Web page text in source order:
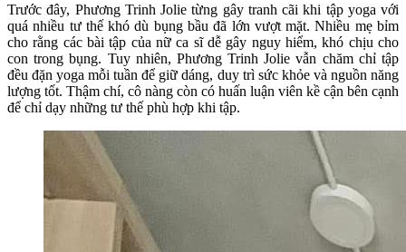
Trước đây, Phương Trinh Jolie từng gây tranh cãi khi tập yoga với
quá nhiều tư thế khó dù bụng bầu đã lớn vượt mặt. Nhiều mẹ bỉm
cho rằng các bài tập của nữ ca sĩ dễ gây nguy hiểm, khó chịu cho
con trong bụng. Tuy nhiên, Phương Trinh Jolie vẫn chăm chỉ tập
đều đặn yoga mỗi tuần để giữ dáng, duy trì sức khỏe và nguồn năng
lượng tốt. Thậm chí, cô nàng còn có huấn luận viên kề cận bên cạnh
để chỉ dạy những tư thế phù hợp khi tập.